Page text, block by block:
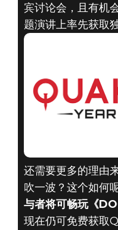
距离
会仅
宾讨论会，且有机
题演讲上率先获取
还需要更多的理由
吹一波？这个如何
与者将可畅玩《
现在仍可免费获取